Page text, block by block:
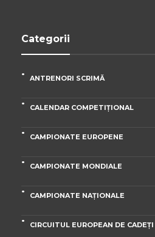
Categorii
ANTRENORI SCRIMĂ
CALENDAR COMPETIȚIONAL
CAMPIONATE EUROPENE
CAMPIONATE MONDIALE
CAMPIONATE NAȚIONALE
CIRCUITUL EUROPEAN DE CADEȚI